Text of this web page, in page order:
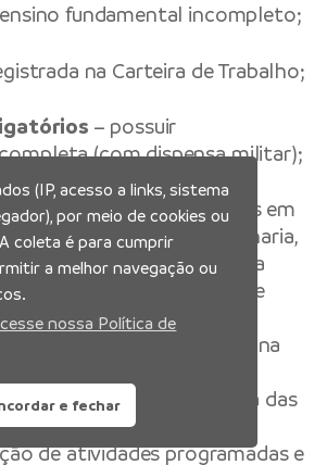
ensino fundamental incompleto;
na Carteira de Trabalho;
– possuir
(com dispensa militar);
na execução de reparos em
hidráulicos, pintura, alvenaria,
orientação; auxiliar a
tomadas, interruptores e
elétricos, seguindo as
estabelecidas; auxiliar na
a manutenção preventiva das
a equipe de manutenção
de atividades programadas e
(IP, acesso a links, sistema
por meio de cookies ou
coleta é para cumprir
a melhor navegação ou
nossa Política de
e fechar